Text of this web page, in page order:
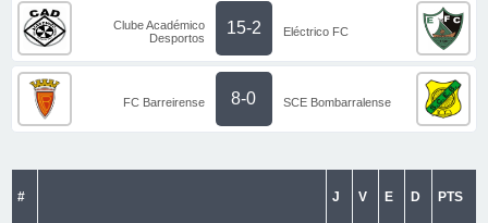
Clube Académico
Desportos
15-2 Eléctrico FC
FC Barreirense 8-0 SCE Bombarralense
# J V E D PTS